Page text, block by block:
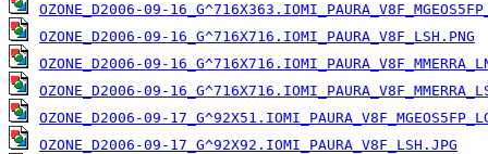
OZONE_D2006-09-
OZONE_D2006-09-16_G^716X716.IOMI_PAURA_V8F_LSH.PNG
OZONE_D2006-09-
OZONE_D2006-09-
OZONE_D2006-09-
OZONE_D2006-09-17_G^92X92.IOMI_PAURA_V8F_LSH.JPG